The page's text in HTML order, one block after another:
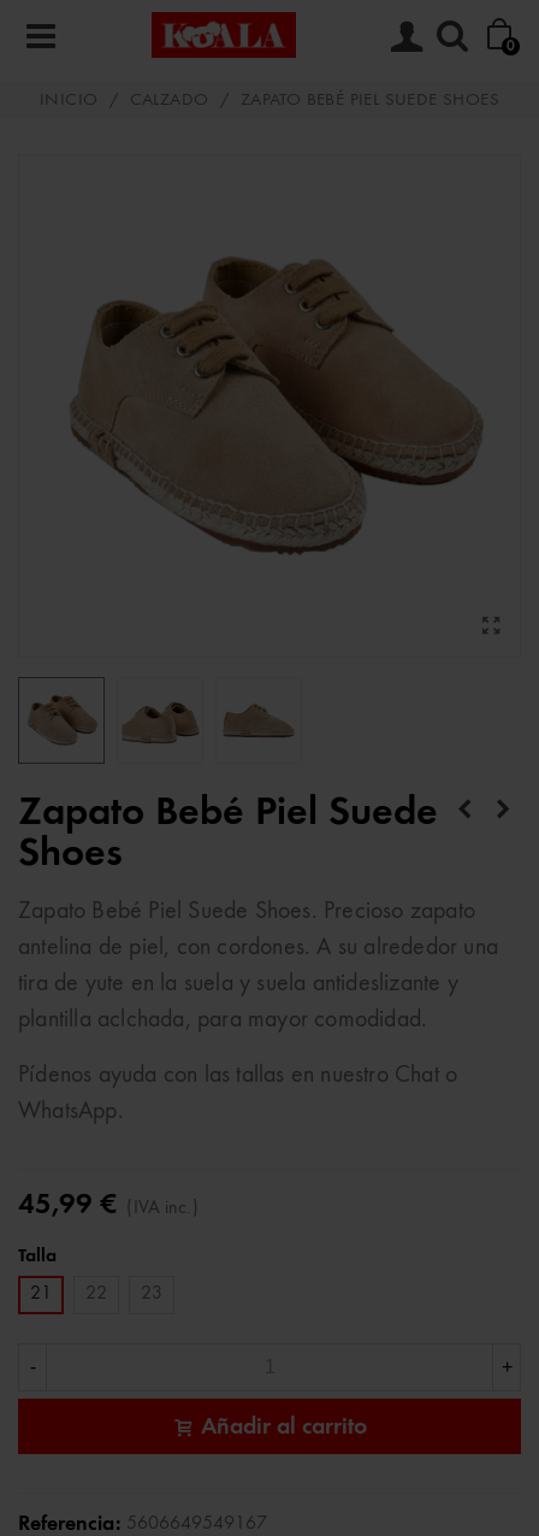
0
INICIO / CALZADO / ZAPATO BEBÉ PIEL SUEDE SHOES
Zapato Bebé Piel Suede
Shoes
Zapato Bebé Piel Suede Shoes. Precioso zapato
antelina de piel, con cordones. A su alrededor una
tira de yute en la suela y suela antideslizante y
plantilla aclchada, para mayor comodidad.
Pídenos ayuda con las tallas en nuestro Chat o
WhatsApp.
45,99 € (IVA inc.)
Talla
21
22 23
- +
Añadir al carrito
Referencia: 5606649549167